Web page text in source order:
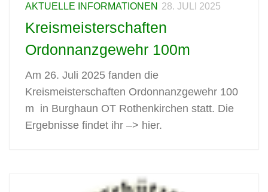
AKTUELLE INFORMATIONEN 28. JULI 2025
Kreismeisterschaften
Ordonnanzgewehr 100m
Am 26. Juli 2025 fanden die
Kreismeisterschaften Ordonnanzgewehr 100
m in Burghaun OT Rothenkirchen statt. Die
Ergebnisse findet ihr –> hier.